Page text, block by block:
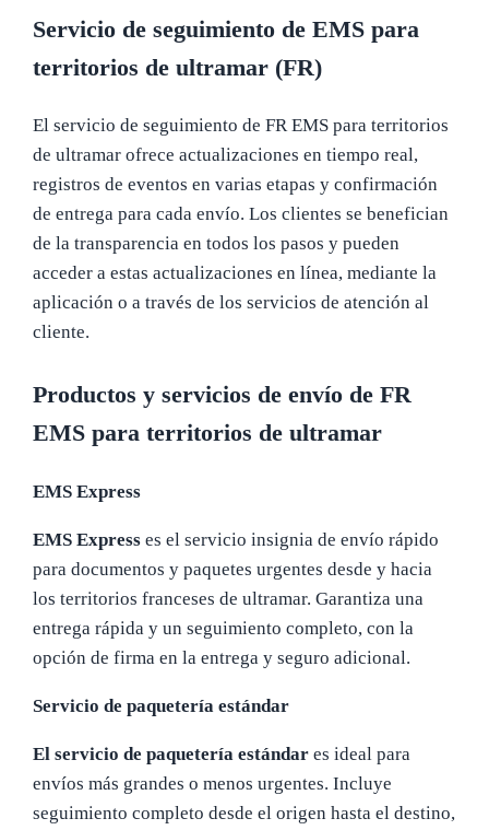
Servicio de seguimiento de EMS para
territorios de ultramar (FR)
El servicio de seguimiento de FR EMS para territorios
de ultramar ofrece actualizaciones en tiempo real,
registros de eventos en varias etapas y confirmación
de entrega para cada envío. Los clientes se benefician
de la transparencia en todos los pasos y pueden
acceder a estas actualizaciones en línea, mediante la
aplicación o a través de los servicios de atención al
cliente.
Productos y servicios de envío de FR
EMS para territorios de ultramar
EMS Express
EMS Expresses el servicio insignia de envío rápido
para documentos y paquetes urgentes desde y hacia
los territorios franceses de ultramar. Garantiza una
entrega rápida y un seguimiento completo, con la
opción de firma en la entrega y seguro adicional.
Servicio de paquetería estándar
El servicio de paquetería estándares ideal para
envíos más grandes o menos urgentes. Incluye
seguimiento completo desde el origen hasta el destino,